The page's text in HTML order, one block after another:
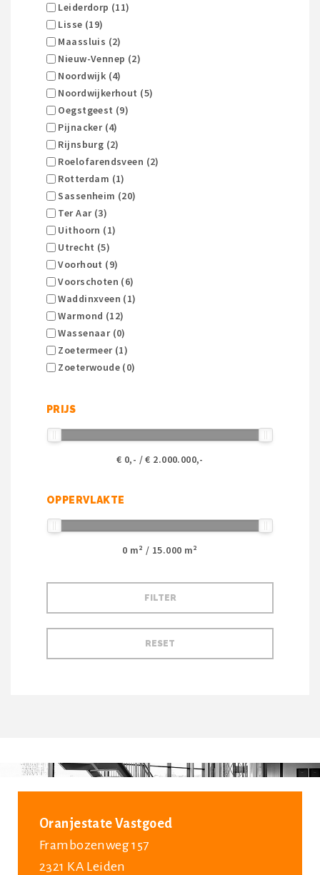
Leiderdorp (11)
Lisse (19)
Maassluis (2)
Nieuw-Vennep (2)
Noordwijk (4)
Noordwijkerhout (5)
Oegstgeest (9)
Pijnacker (4)
Rijnsburg (2)
Roelofarendsveen (2)
Rotterdam (1)
Sassenheim (20)
Ter Aar (3)
Uithoorn (1)
Utrecht (5)
Voorhout (9)
Voorschoten (6)
Waddinxveen (1)
Warmond (12)
Wassenaar (0)
Zoetermeer (1)
Zoeterwoude (0)
PRIJS
€ 0,- / € 2.000.000,-
OPPERVLAKTE
0 m² / 15.000 m²
Oranjestate Vastgoed
Frambozenweg 157
2321 KA Leiden